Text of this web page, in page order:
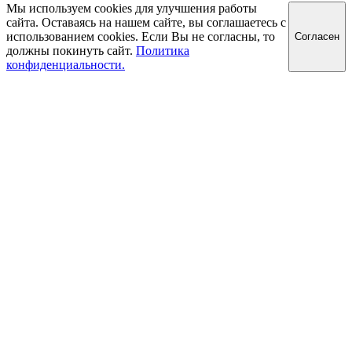
Мы используем cookies для улучшения работы
сайта. Оставаясь на нашем сайте, вы соглашаетесь с
использованием cookies. Если Вы не согласны, то
должны покинуть сайт. Политика
конфиденциальности.
Cогласен